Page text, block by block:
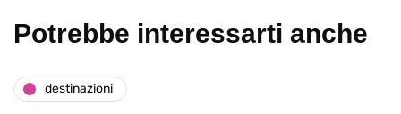
Potrebbe interessarti anche
destinazioni